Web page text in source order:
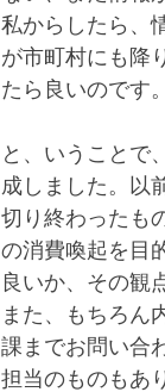
私からしたら、
が市町村にも降
たら良いのです。
と、いうことで
成しました。以
切り終わったも
の消費喚起を目
良いか、その観
また、もちろん
課までお問い合
担当のものもあ